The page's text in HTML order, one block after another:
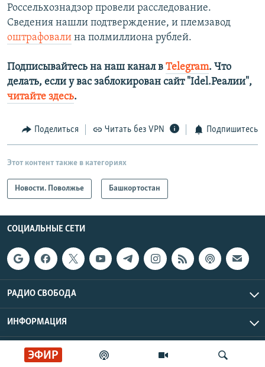
ЭФИР
Россельхознадзор провели расследование.
Сведения нашли подтверждение, и племзавод
оштрафовали на полмиллиона рублей.
Подписывайтесь на наш канал в Telegram. Что
делать, если у вас заблокирован сайт "Idel.Реалии",
читайте здесь.
Поделиться Читать без VPN Подпишитесь
Этот контент также в категориях
Новости. Поволжье Башкортостан
СОЦИАЛЬНЫЕ СЕТИ
РАДИО СВОБОДА
ИНФОРМАЦИЯ
Радио Свобода © 2026 RFE/RL, Inc. | Все права защищены.